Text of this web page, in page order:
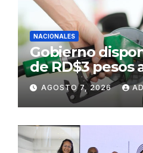
NACIONALES
Gobierno
de RD$3 pesos
premium y
AGOSTO 7, 2026